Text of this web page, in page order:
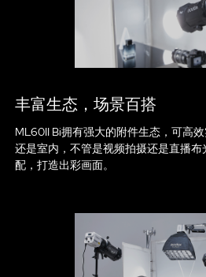
丰富生态，场景百搭
ML60II Bi拥有强大的附件生态，可高
还是室内，不管是视频拍摄还是直播
配，打造出彩画面。